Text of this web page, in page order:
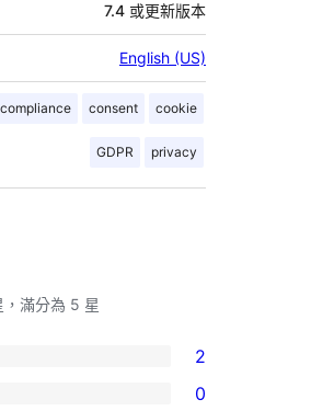
7.4 或更新版本
English (US)
compliance consent cookie
GDPR privacy
，滿分為 5 星
2
0